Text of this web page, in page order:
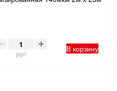
рул
В корзину